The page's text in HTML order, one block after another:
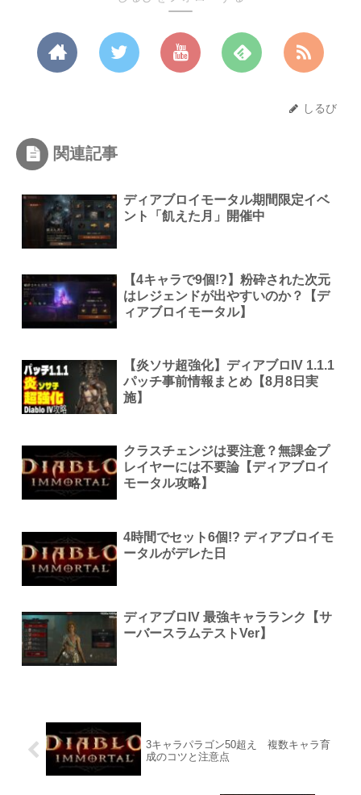
しるび
関連記事
ディアブロイモータル期間限定イベ
ント「飢えた月」開催中
【4キャラで9個!?】粉砕された次元
はレジェンドが出やすいのか？【デ
ィアブロイモータル】
【炎ソサ超強化】ディアブロIV 1.1.1
パッチ事前情報まとめ【8月8日実
施】
クラスチェンジは要注意？無課金プ
レイヤーには不要論【ディアブロイ
モータル攻略】
4時間でセット6個!? ディアブロイモ
ータルがデレた日
ディアブロIV 最強キャラランク【サ
ーバースラムテストVer】
3キャラパラゴン50超え 複数キャラ育
成のコツと注意点